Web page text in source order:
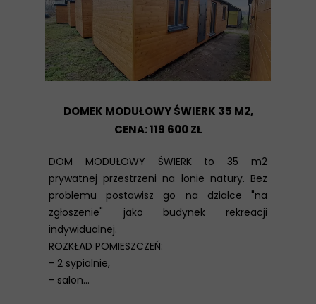
DOMEK MODUŁOWY ŚWIERK 35 M2,
CENA: 119 600 ZŁ
DOM MODUŁOWY ŚWIERK to 35 m2
prywatnej przestrzeni na łonie natury. Bez
problemu postawisz go na działce "na
zgłoszenie" jako budynek rekreacji
indywidualnej.
ROZKŁAD POMIESZCZEŃ:
- 2 sypialnie,
- salon...